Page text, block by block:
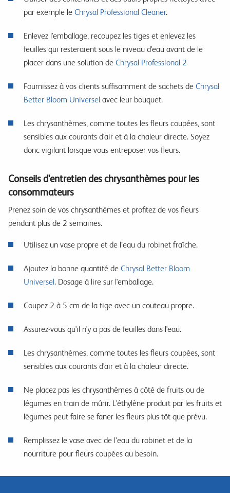
par exemple le Chrysal Professional Cleaner.
Enlevez l'emballage, recoupez les tiges et enlevez les
feuilles qui resteraient sous le niveau d'eau avant de le
placer dans une solution de Chrysal Professional 2
Fournissez à vos clients suffisamment de sachets de Chrysal
Better Bloom Universel avec leur bouquet.
Les chrysanthèmes, comme toutes les fleurs coupées, sont
sensibles aux courants d'air et à la chaleur directe. Soyez
donc vigilant lorsque vous entreposer vos fleurs.
Conseils d'entretien des chrysanthèmes pour les
consommateurs
Prenez soin de vos chrysanthèmes et profitez de vos fleurs
pendant plus de 2 semaines.
Utilisez un vase propre et de l’eau du robinet fraîche.
Ajoutez la bonne quantité de Chrysal Better Bloom
Universel. Dosage à lire sur l'emballage.
Coupez 2 à 5 cm de la tige avec un couteau propre.
Assurez-vous qu'il n'y a pas de feuilles dans l'eau.
Les chrysanthèmes, comme toutes les fleurs coupées, sont
sensibles aux courants d'air et à la chaleur directe.
Ne placez pas les chrysanthèmes à côté de fruits ou de
légumes en train de mûrir. L'éthylène produit par les fruits et
légumes peut faire se faner les fleurs plus tôt que prévu.
Remplissez le vase avec de l’eau du robinet et de la
nourriture pour fleurs coupées au besoin.